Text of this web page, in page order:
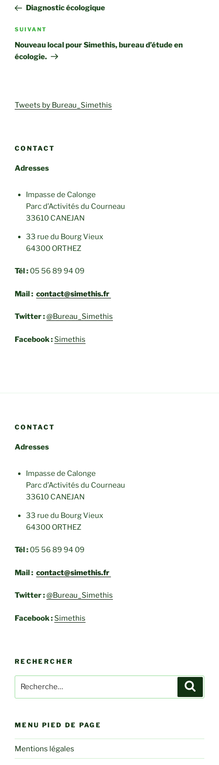
l’article
précédent
Diagnostic écologique
Article
suivant
SUIVANT
Nouveau local pour Simethis, bureau d’étude en
écologie.
Tweets by Bureau_Simethis
CONTACT
Adresses
Impasse de Calonge
Parc d’Activités du Courneau
33610 CANEJAN
33 rue du Bourg Vieux
64300 ORTHEZ
Tél : 05 56 89 94 09
Mail : contact@simethis.fr
Twitter :@Bureau_Simethis
Facebook : Simethis
CONTACT
Adresses
Impasse de Calonge
Parc d’Activités du Courneau
33610 CANEJAN
33 rue du Bourg Vieux
64300 ORTHEZ
Tél : 05 56 89 94 09
Mail : contact@simethis.fr
Twitter :@Bureau_Simethis
Facebook : Simethis
RECHERCHER
pour
MENU PIED DE PAGE
Mentions légales